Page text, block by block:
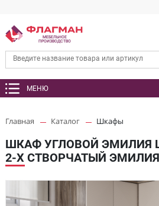
МЕБЕЛЬНОЕ
ПРОИЗВОДСТВО
МЕНЮ
Главная Каталог Шкафы
ШКАФ УГЛОВОЙ ЭМИЛИЯ
2-Х СТВОРЧАТЫЙ